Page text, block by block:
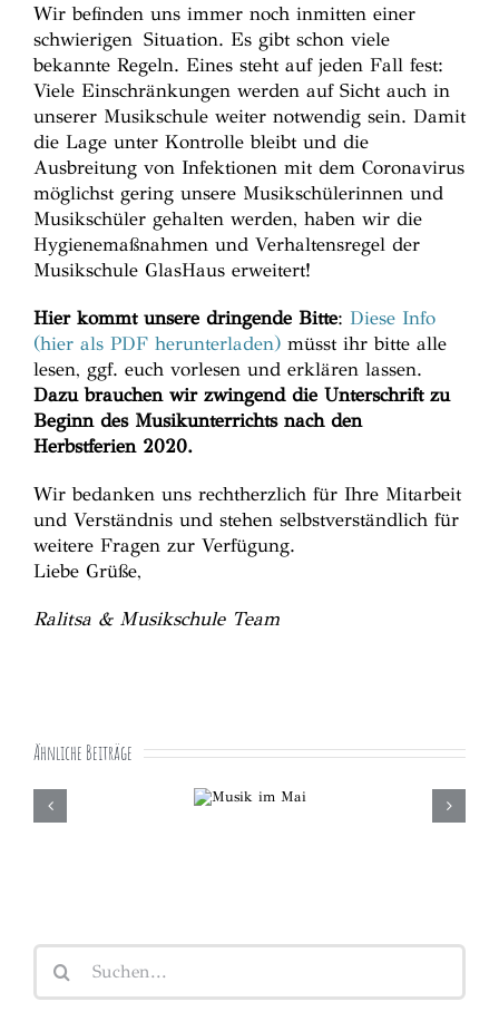
Wir befinden uns immer noch inmitten einer
schwierigen Situation. Es gibt schon viele
bekannte Regeln. Eines steht auf jeden Fall fest:
Viele Einschränkungen werden auf Sicht auch in
unserer Musikschule weiter notwendig sein. Damit
die Lage unter Kontrolle bleibt und die
Ausbreitung von Infektionen mit dem Coronavirus
möglichst gering unsere Musikschülerinnen und
Musikschüler gehalten werden, haben wir die
Hygienemaßnahmen und Verhaltensregel der
Musikschule GlasHaus erweitert!
Hier kommt unsere dringende Bitte: Diese Info
(hier als PDF herunterladen)müsst ihr bitte alle
lesen, ggf. euch vorlesen und erklären lassen.
Dazu brauchen wir zwingend die Unterschrift zu
Beginn des Musikunterrichts nach den
Herbstferien 2020.
Wir bedanken uns rechtherzlich für Ihre Mitarbeit
und Verständnis und stehen selbstverständlich für
weitere Fragen zur Verfügung.
Liebe Grüße,
Ralitsa & Musikschule Team
Ähnliche Beiträge
Neue
Suche
nach: